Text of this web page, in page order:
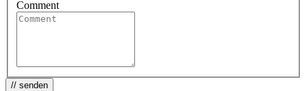
Comment
// senden